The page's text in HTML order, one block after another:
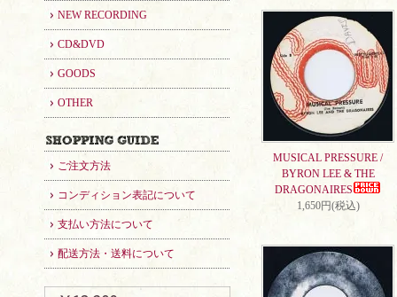
NEW RECORDING
CD&DVD
GOODS
OTHER
ご注文方法
コンディション表記について
支払い方法について
配送方法・送料について
MUSICAL PRESSURE /
BYRON LEE & THE
DRAGONAIRES
1,650円(税込)